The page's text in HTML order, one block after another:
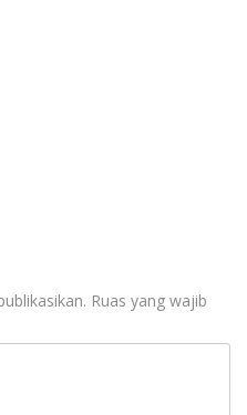
Ruas yang wajib